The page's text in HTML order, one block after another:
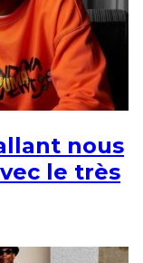
nous
le très